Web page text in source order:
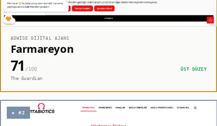
ADWISE DIJITAL AJANS
Farmareyon
71 /100
ÜST DÜZEY
The Guardian
◈ #2